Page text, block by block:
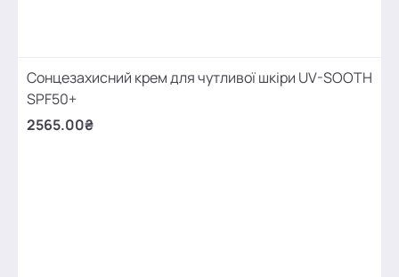
Сонцезахисний крем для чутливої шкіри UV-SOOTH
SPF50+
2565.00₴